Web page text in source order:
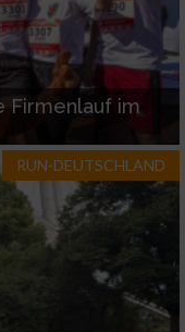
Firmenlauf im
RUN-DEUTSCHLAND